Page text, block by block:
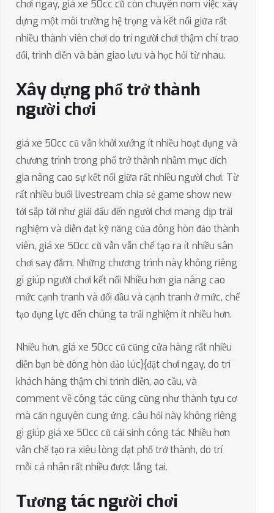
chơi ngay, giá xe 50cc cũ còn chuyên nom việc xây
dựng một môi trường hệ trọng và kết nối giữa rất
nhiều thành viên chơi do trí người chơi thậm chí trao
đổi, trình diễn và bàn giao lưu và học hỏi từ nhau.
Xây dựng phổ trở thành
người chơi
giá xe 50cc cũ vẫn khởi xướng ít nhiều hoạt đụng và
chương trình trong phổ trở thành nhằm mục đích
gia nâng cao sự kết nối giữa rất nhiều người chơi. Từ
rất nhiều buổi livestream chia sẻ game show new
tới sắp tới như giải đấu đến người chơi mang dịp trải
nghiệm và diễn đạt kỹ năng của đông hòn đảo thành
viên, giá xe 50cc cũ vẫn vẫn chế tạo ra ít nhiều sân
chơi say đắm. Những chương trình này không riêng
gì giúp người chơi kết nối Nhiều hơn gia nâng cao
mức cạnh tranh và đối đầu và cạnh tranh ở mức, chế
tạo đụng lực đến chúng ta trải nghiệm ít nhiều hơn.
Nhiều hơn, giá xe 50cc cũ cũng cửa hàng rất nhiều
diễn bạn bè đông hòn đảo lúc}{đặt chơi ngay, do trí
khách hàng thậm chí trình diễn, ao cầu, và
comment về công tác cũng cũng như thành tựu cơ
mà căn nguyên cung ứng. câu hỏi này không riêng
gì giúp giá xe 50cc cũ cải sinh công tác Nhiều hơn
vẫn chế tạo ra xiêu lòng dạt phổ trở thành, do trí
mỗi cá nhân rất nhiều được lắng tai.
Tương tác người chơi